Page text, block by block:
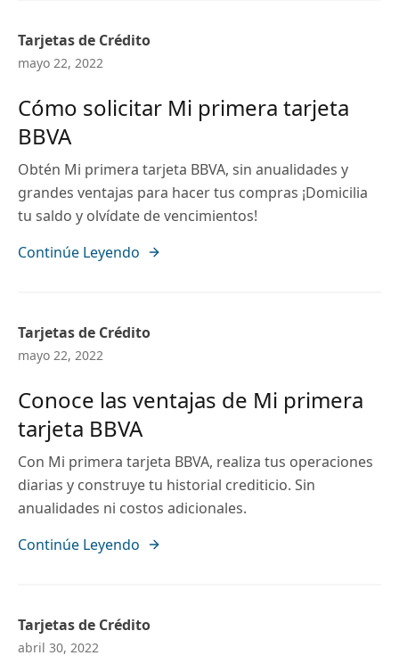
Tarjetas de Crédito
mayo 22, 2022
Cómo solicitar Mi primera tarjeta
BBVA
Obtén Mi primera tarjeta BBVA, sin anualidades y
grandes ventajas para hacer tus compras ¡Domicilia
tu saldo y olvídate de vencimientos!
Continúe Leyendo
Tarjetas de Crédito
mayo 22, 2022
Conoce las ventajas de Mi primera
tarjeta BBVA
Con Mi primera tarjeta BBVA, realiza tus operaciones
diarias y construye tu historial crediticio. Sin
anualidades ni costos adicionales.
Continúe Leyendo
Tarjetas de Crédito
abril 30, 2022